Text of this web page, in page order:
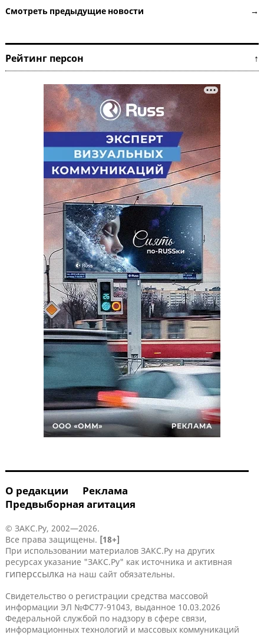
Смотреть предыдущие новости →
Рейтинг персон ↑
О редакции
Реклама
Предвыборная агитация
© ЗАКС.Ру, 2002—2026.
Все права защищены. [18+]
При использовании материалов ЗАКС.Ру на других
ресурсах указание "ЗАКС.Ру" как источника и активная
гиперссылка на наш сайт обязательны.
Свидетельство о регистрации средства массовой
информации ЭЛ №ФС77-91043, выданное 10.03.2026
Федеральной службой по надзору в сфере связи,
информационных технологий и массовых коммуникаций